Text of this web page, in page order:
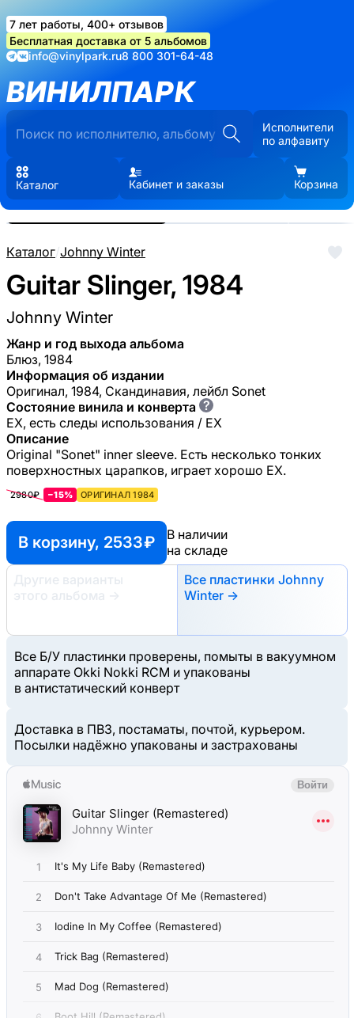
7 лет работы, 400+ отзывов
Бесплатная доставка от 5 альбомов
info@vinylpark.ru8 800 301-64-48
ВИНИЛПАРК
Исполнители
по алфавиту
Каталог Кабинет и заказы Корзина
Каталог/Johnny Winter
Guitar Slinger, 1984
Johnny Winter
Жанр и год выхода альбома
Блюз, 1984
Информация об издании
Оригинал, 1984, Скандинавия, лейбл Sonet
Состояние винила и конверта ?
EX, есть следы использования / EX
Описание
Original "Sonet" inner sleeve. Есть несколько тонких
поверхностных царапков, играет хорошо ЕХ.
2980₽ −15% ОРИГИНАЛ 1984
В корзину, 2533 ₽
В наличии
на складе
Другие варианты
этого альбома
→
Все пластинки Johnny
Winter →
Все Б/У пластинки проверены, помыты в вакуумном
аппарате Okki Nokki RCM и упакованы
в антистатический конверт
Доставка в ПВЗ, постаматы, почтой, курьером.
Посылки надёжно упакованы и застрахованы
Реальные фото пластинки.
Нажмите, чтобы увеличить